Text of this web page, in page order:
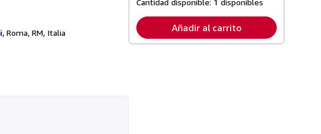
, Roma, RM, Italia
envío
Cantidad disponible: 1 disponibles
Añadir al carrito